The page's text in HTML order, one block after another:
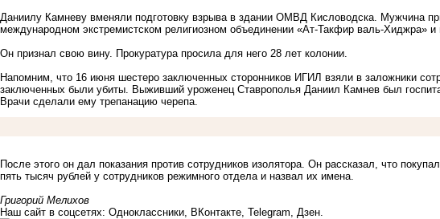
Даниилу Камневу вменяли подготовку взрыва в здании ОМВД Кисловодска. Мужчина
международном экстремистском религиозном объединении «Ат-Такфир валь-Хиджра» и
Он признал свою вину. Прокуратура просила для него 28 лет колонии.
Напомним, что 16 июня шестеро заключенных сторонников ИГИЛ взяли в заложники
заключенных были убиты. Выживший уроженец Ставрополья Даниил Камнев был
Врачи сделали ему трепанацию черепа.
После этого он дал показания против сотрудников изолятора. Он рассказал, что
пять тысяч рублей у сотрудников режимного отдела и назвал их имена.
Григорий Мелихов
Наш сайт в соцсетях: Одноклассники ВКонтакте Telegram Дзен